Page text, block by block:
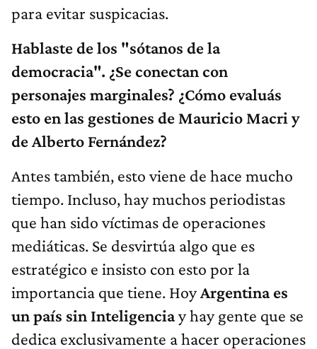
para evitar suspicacias.
Hablaste de los "sótanos de la
democracia". ¿Se conectan con
personajes marginales? ¿Cómo evaluás
esto en las gestiones de Mauricio Macri y
de Alberto Fernández?
Antes también, esto viene de hace mucho
tiempo. Incluso, hay muchos periodistas
que han sido víctimas de operaciones
mediáticas. Se desvirtúa algo que es
estratégico e insisto con esto por la
importancia que tiene. HoyArgentina es
un país sin Inteligenciay hay gente que se
dedica exclusivamente a hacer operaciones